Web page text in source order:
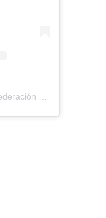
Una publicación compartida de Federación Montañismo Tenerife (@federacion_montanismo_tenerife)